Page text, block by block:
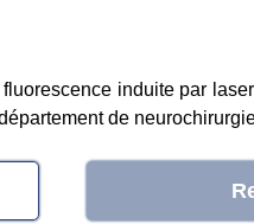
induite par
de